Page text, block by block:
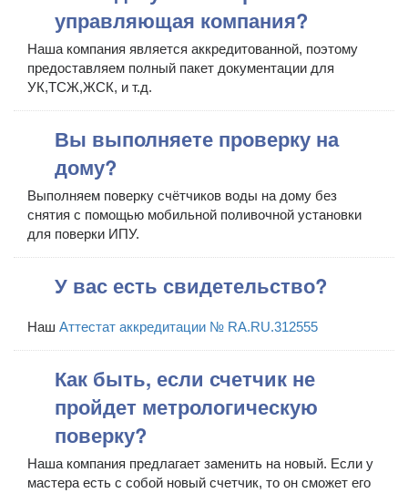
управляющая компания?
Наша компания является аккредитованной, поэтому
предоставляем полный пакет документации для
УК,ТСЖ,ЖСК, и т.д.
Вы выполняете проверку на
дому?
Выполняем поверку счётчиков воды на дому без
снятия с помощью мобильной поливочной установки
для поверки ИПУ.
У вас есть свидетельство?
Наш Аттестат аккредитации № RA.RU.312555
Как быть, если счетчик не
пройдет метрологическую
поверку?
Наша компания предлагает заменить на новый. Если у
мастера есть с собой новый счетчик, то он сможет его